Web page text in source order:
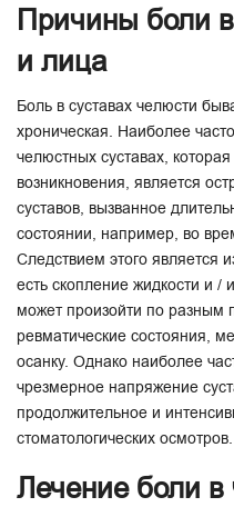
Причины боли
и лица
Боль в суставах челюсти
хроническая. Наиболее
челюстных суставах,
возникновения, является
суставов, вызванное
состоянии, например, во
Следствием этого является
есть скопление жидкости и /
может произойти по разным
ревматические состояния,
осанку. Однако наиболее
чрезмерное напряжение
продолжительное и
стоматологических осмотров.
Лечение боли в